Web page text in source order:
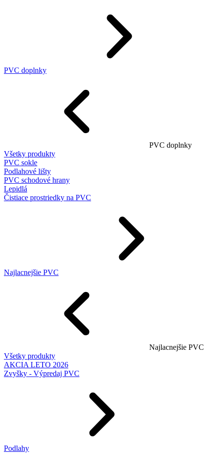
PVC doplnky
PVC doplnky
Všetky produkty
PVC sokle
Podlahové lišty
PVC schodové hrany
Lepidlá
Čistiace prostriedky na PVC
Najlacnejšie PVC
Najlacnejšie PVC
Všetky produkty
AKCIA LETO 2026
Zvyšky - Výpredaj PVC
Podlahy